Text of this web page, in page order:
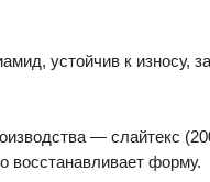
устойчив к износу,
— слайтекс
восстанавливает форму.